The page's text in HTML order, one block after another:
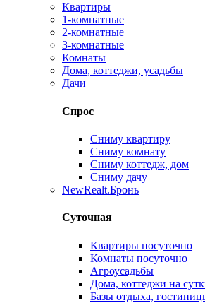
Квартиры
1-комнатные
2-комнатные
3-комнатные
Комнаты
Дома, коттеджи, усадьбы
Дачи
Спрос
Сниму квартиру
Сниму комнату
Сниму коттедж, дом
Сниму дачу
NewRealt.Бронь
Суточная
Квартиры посуточно
Комнаты посуточно
Агроусадьбы
Дома, коттеджи на
Базы отдыха,